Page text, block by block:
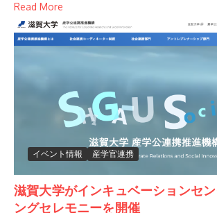
Read More
イベント情報 産学官連携
滋賀大学がインキュベーションセ
ングセレモニーを開催